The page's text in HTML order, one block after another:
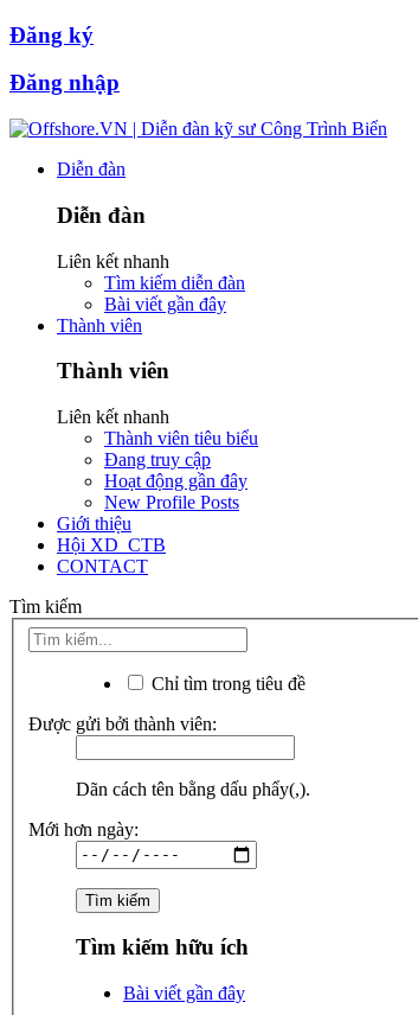
Đăng ký
Đăng nhập
Diễn đàn
Diễn đàn
Liên kết nhanh
Tìm kiếm diễn đàn
Bài viết gần đây
Thành viên
Thành viên
Liên kết nhanh
Thành viên tiêu biểu
Đang truy cập
Hoạt động gần đây
New Profile Posts
Giới thiệu
Hội XD_CTB
CONTACT
Tìm kiếm
Chỉ tìm trong tiêu đề
Được gửi bởi thành viên:
Dãn cách tên bằng dấu phẩy(,).
Mới hơn ngày:
Tìm kiếm hữu ích
Bài viết gần đây